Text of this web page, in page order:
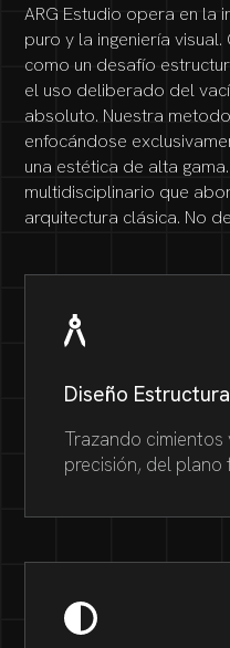
ARG Estudio opera en la
puro y la ingeniería
como un desafío
el uso deliberado del
absoluto. Nuestra
enfocándose
una estética de alta
multidisciplinario que
arquitectura clásica. No
Diseño
Trazando
precisión, del plano